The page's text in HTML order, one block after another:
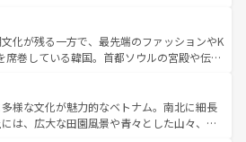
覧ビティも充実しており、サーフィンやダイ
ングなど、アウトドア好きにはたまらな
リアの多彩な魅力を存分に味わいつくそ
。
山岳地帯である台湾東部など、都市の喧騒
が共存しており、訪れる人に新しい発見と
てくれる。また、奥深い台湾の食文化も魅
判のスイーツなど、バラエティ豊かな料理
が味わえる。 なお、新着の台湾情報は コンテンツ一覧を参
化が残る一方で、最先端のファッションやK
席巻している韓国。首都ソウルの宮殿や伝統
延ばせば四季折々の自然美を楽しむことが
、キムチや焼肉、絶品のストリートフード
な韓国料理が待っている。夜には、韓国な
様な文化が魅力的なベトナム。南北に細長
は、広大な田園風景や青々とした山々、世